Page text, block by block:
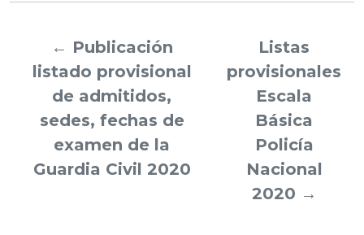
← Publicación
listado provisional
de admitidos,
sedes, fechas de
examen de la
Guardia Civil 2020
Listas
provisionales
Escala
Básica
Policía
Nacional
2020 →